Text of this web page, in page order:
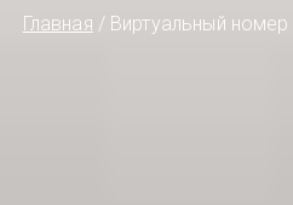
Главная Виртуальный